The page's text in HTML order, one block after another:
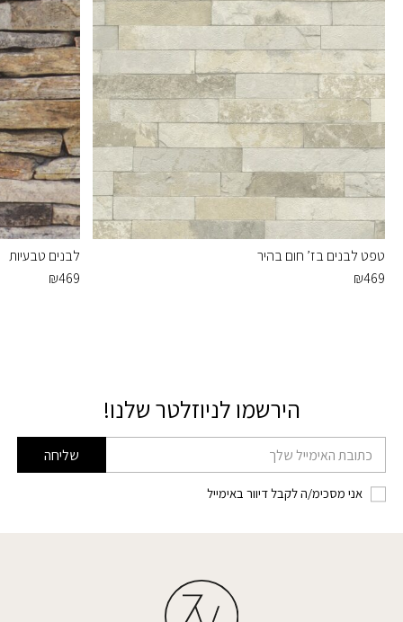
טפט לבנים בז’ חום בהיר
₪469
לבנים טבעיות
₪469
הירשמו לניוזלטר שלנו!
דוא׳׳ל שליחה
אני מסכימ/ה לקבל דיוור באימייל